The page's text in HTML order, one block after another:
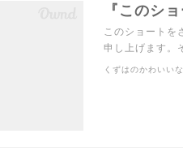
『このシ
このショート
申し上げます。
くずはのかわいい